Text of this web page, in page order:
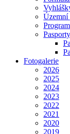
Územní
Pasporty
Fotogalerie
2026
2025
2024
2023
2022
2021
2020
2019